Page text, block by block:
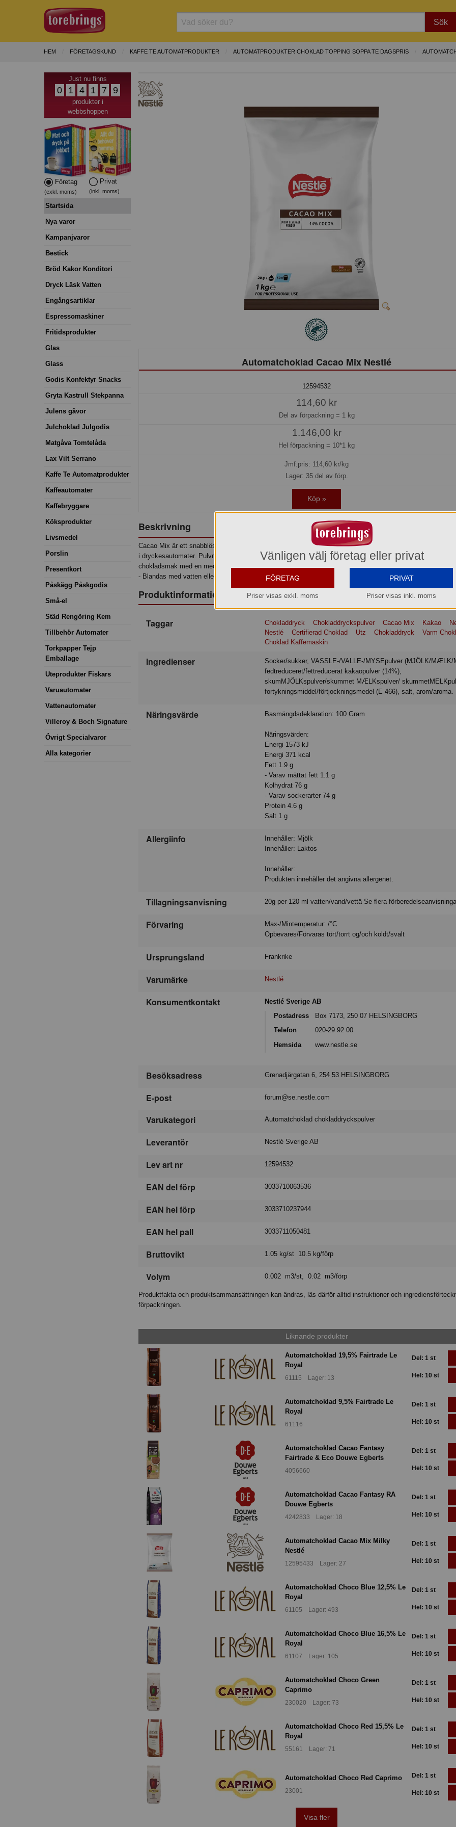
Sök
HEM FÖRETAGSKUND KAFFE TE AUTOMATPRODUKTER AUTOMATPRODUKTER CHOKLAD TOPPING SOPPA TE DAGSPRIS
Just nu finns
0 1 4 1 7 9
produkter i
webbshoppen
Företag
(exkl. moms)
Privat
(inkl. moms)
Startsida
Nya varor
Kampanjvaror
Bestick
Bröd Kakor Konditori
Dryck Läsk Vatten
Engångsartiklar
Espressomaskiner
Fritidsprodukter
Glas
Glass
Godis Konfektyr Snacks
Gryta Kastrull Stekpanna
Julens gåvor
Julchoklad Julgodis
Matgåva Tomtelåda
Lax Vilt Serrano
Kaffe Te Automatprodukter
Kaffeautomater
Kaffebryggare
Köksprodukter
Livsmedel
Porslin
Presentkort
Påskägg Påskgodis
Små-el
Städ Rengöring Kem
Tillbehör Automater
Torkpapper Tejp
Emballage
Uteprodukter Fiskars
Varuautomater
Vattenautomater
Villeroy & Boch Signature
Övrigt Specialvaror
Alla kategorier
Automatchoklad Cacao Mix Nestlé
12594532
114,60 kr
Del av förpackning = 1 kg
1.146,00 kr
Hel förpackning = 10*1 kg
Jmf.pris: 114,60 kr/kg
Lager: 35 del av förp.
Köp »
Beskrivning
Cacao Mix är ett snabblösligt chokladdryckspulver gjort på 14% kakao som fungerar lika bra att blanda i
i dryckesautomater. Pulvret kan blandas både med vatten och med mjölk. NESTLÉ Cacao Mix har en
chokladsmak med en medellång eftersmak med en ton av söta russin och mogna plommon. - Certifierad
- Blandas med vatten eller mjölk - 14% kakao - Framtagen för dryckesautomat
Produktinformation
Taggar Chokladdryck Chokladdryckspulver Cacao Mix Kakao
Nestlé
Certifierad Choklad Utz Chokladdryck
Varm
Choklad Kaffemaskin
Ingredienser
Socker/sukker, VASSLE-/VALLE-/MYSEpulver (MJÖLK/MÆLK/MELK),
fedtreduceret/fettreducerat kakaopulver (14%),
skumMJÖLKspulver/skummet MÆLKspulver/
fortykningsmiddel/förtjockningsmedel (E 466), salt, arom/aroma.
Näringsvärde Basmängdsdeklaration: 100 Gram
Näringsvärden:
Energi 1573 kJ
Energi 371 kcal
Fett 1.9 g
- Varav mättat fett 1.1 g
Kolhydrat 76 g
- Varav sockerarter 74 g
Protein 4.6 g
Salt 1 g
Allergiinfo
Innehåller: Mjölk
Innehåller: Laktos
Innehåller:
Produkten innehåller det angivna allergenet.
Tillagningsanvisning 20g per 120 ml vatten/vand/vettä Se flera
Förvaring
Max-/Mintemperatur: /°C
Opbevares/Förvaras tört/torrt og/och koldt/svalt
Ursprungsland Frankrike
Varumärke Nestlé
Konsumentkontakt
Nestlé Sverige AB
Postadress
Box 7173, 250 07 HELSINGBORG
Telefon
020-29 92 00
Hemsida
www.nestle.se
Besöksadress Grenadjärgatan 6, 254 53 HELSINGBORG
E-post forum@se.nestle.com
Varukategori Automatchoklad chokladdryckspulver
Leverantör Nestlé Sverige AB
Lev art nr 12594532
EAN del förp 3033710063536
EAN hel förp 3033710237944
EAN hel pall 3033711050481
Bruttovikt 1.05 kg/st 10.5 kg/förp
Volym 0.002 m3/st, 0.02 m3/förp
Produktfakta och produktsammansättningen kan ändras, läs därför alltid instruktioner och
förpackningen.
Liknande produkter
Automatchoklad 19,5% Fairtrade Le
Royal
61115 Lager: 13
Del: 1 st
Hel: 10 st
Automatchoklad 9,5% Fairtrade Le
Royal
61116
Del: 1 st
Hel: 10 st
Automatchoklad Cacao Fantasy
Fairtrade & Eco Douwe Egberts
4056660
Del: 1 st
Hel: 10 st
Automatchoklad Cacao Fantasy RA
Douwe Egberts
4242833 Lager: 18
Del: 1 st
Hel: 10 st
Automatchoklad Cacao Mix Milky
Nestlé
12595433 Lager: 27
Del: 1 st
Hel: 10 st
Automatchoklad Choco Blue 12,5% Le
Royal
61105 Lager: 493
Del: 1 st
Hel: 10 st
Automatchoklad Choco Blue 16,5% Le
Royal
61107 Lager: 105
Del: 1 st
Hel: 10 st
Automatchoklad Choco Green
Caprimo
230020 Lager: 73
Del: 1 st
Hel: 10 st
Automatchoklad Choco Red 15,5% Le
Royal
55161 Lager: 71
Del: 1 st
Hel: 10 st
Automatchoklad Choco Red Caprimo
23001
Del: 1 st
Hel: 10 st
Visa fler
Vänligen välj företag eller privat
FÖRETAG
Priser visas exkl. moms
PRIVAT
Priser visas inkl. moms